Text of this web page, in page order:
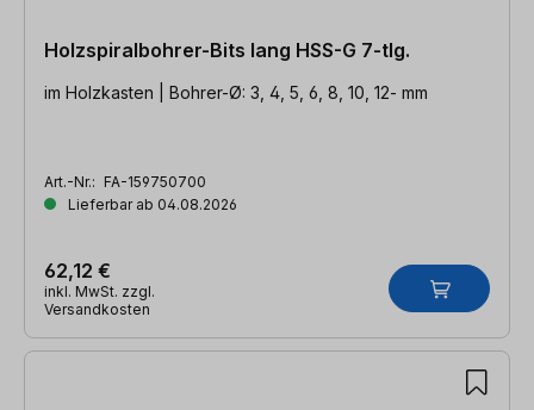
Holzspiralbohrer-Bits lang HSS-G 7-tlg.
im Holzkasten | Bohrer-Ø: 3, 4, 5, 6, 8, 10, 12- mm
Art.-Nr.: FA-159750700
Lieferbar ab 04.08.2026
62,12 €
inkl. MwSt. zzgl.
Versandkosten